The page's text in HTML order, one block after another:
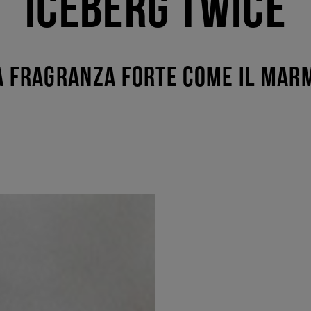
FRAGRANZA FORTE COME IL